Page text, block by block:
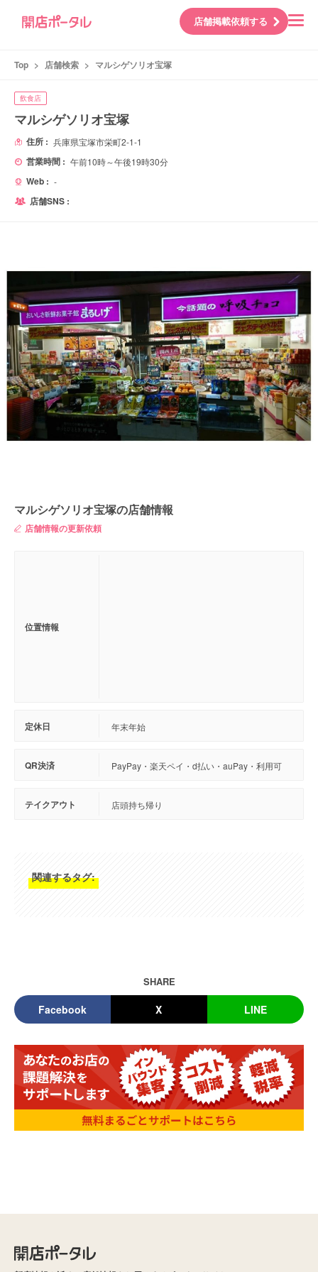
店舗掲載依頼する
Top > 店舗検索 > マルシゲソリオ宝塚
飲食店
マルシゲソリオ宝塚
住所 : 兵庫県宝塚市栄町2-1-1
営業時間 : 午前10時～午後19時30分
Web : -
店舗SNS :
マルシゲソリオ宝塚の店舗情報
店舗情報の更新依頼
位置情報
定休日 年末年始
QR決済 PayPay・楽天ペイ・d払い・auPay・利用可
テイクアウト 店頭持ち帰り
関連するタグ:
SHARE
Facebook X LINE